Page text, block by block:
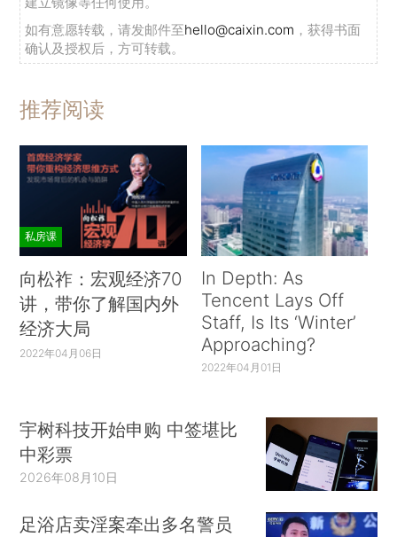
如有意愿转载，请发邮件至hello@caixin.com ，获得书面
确认及授权后，方可转载。
推荐阅读
私房课
向松祚：宏观经济70
讲，带你了解国内外
经济大局
2022年04月06日
In Depth: As
Tencent Lays Off
Staff, Is Its ‘Winter’
Approaching?
2022年04月01日
宇树科技开始申购 中签堪比
中彩票
2026年08月10日
足浴店卖淫案牵出多名警员